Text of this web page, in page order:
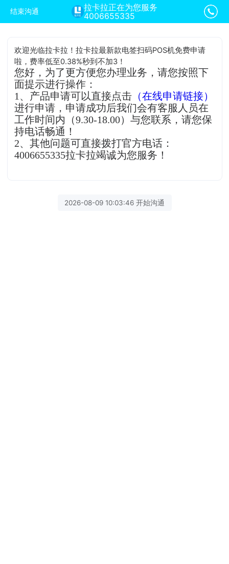
结束沟通
拉卡拉正在为您服务
4006655335
欢迎光临拉卡拉！拉卡拉最新款电签扫码POS机免费申请
啦，费率低至0.38%秒到不加3！
您好，为了更方便您办理业务，请您按照下
面提示进行操作：
1、产品申请可以直接点击 （在线申请链接）
进行申请，申请成功后我们会有客服人员在
工作时间内（9.30-18.00）与您联系，请您保
持电话畅通！
2、其他问题可直接拨打官方电话：
4006655335拉卡拉竭诚为您服务！
2026-08-09 10:03:46 开始沟通